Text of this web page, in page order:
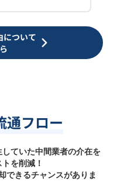
について
通フロー
ていた中間業者の介在を
を削減！
できるチャンスがありま